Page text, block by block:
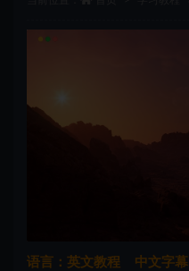
语言：英文教程 中文字幕